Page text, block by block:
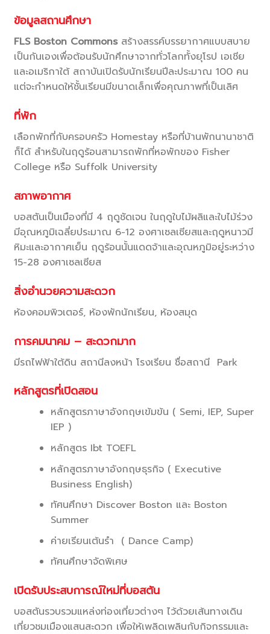
ข้อมูลสถานศึกษา
FLS Boston Commons สร้างสรรค์บรรยากาศแบบสบาย
เป็นกันเองเพื่อต้อนรับนักศึกษาจากทั่วโลกทั้งยุโรป เอเชีย
และอเมริกาใต้ สถาบันเปิดรับนักเรียนปีละประมาณ 100 คน
แต่จะกำหนดให้ชั้นเรียนมีขนาดเล็กเพื่อคุณภาพที่เป็นเลิศ
ที่พัก
เลือกพักที่กับครอบครัว Homestay หรือที่บ้านพักนานาชาติ
ก็ได้ สำหรับในฤดูร้อนสามารถพักที่หอพักของ Fisher
College หรือ Suffolk University
สภาพอากาศ
บอสตันเป็นเมืองที่มี 4 ฤดูชัดเจน ในฤดูใบไม้ผลิและใบไม้ร่วง
มีอุณหภูมิเฉลี่ยประมาณ 6-12 องศาเซลเซียสและฤดูหนาวมี
หิมะและอากาศเย็น ฤดูร้อนนั้นแดดจ้าและอุณหภูมิอยู่ระหว่าง
15-28 องศาเซลเซียส
สิ่งอำนวยความสะดวก
ห้องคอมพิวเตอร์, ห้องพักนักเรียน, ห้องสมุด
การคมนาคม – สะดวกมาก
มีรถไฟฟ้าใต้ดิน สถานีลงหน้า โรงเรียน ชื่อสถานี Park
หลักสูตรที่เปิดสอน
หลักสูตรภาษาอังกฤษเข้มข้น ( Semi, IEP, Super
IEP )
หลักสูตร Ibt TOEFL
หลักสูตรภาษาอังกฤษธุรกิจ ( Executive
Business English)
ทัศนศึกษา Discover Boston และ Boston
Summer
ค่ายเรียนเต้นรำ ( Dance Camp)
ทัศนศึกษาจัดพิเศษ
เปิดรับประสบการณ์ใหม่ที่บอสตัน
บอสตันรวบรวมแหล่งท่องเที่ยวต่างๆ ไว้ด้วยเส้นทางเดิน
เที่ยวชมเมืองแสนสะดวก เพื่อให้เพลิดเพลินกับกิจกรรมและ